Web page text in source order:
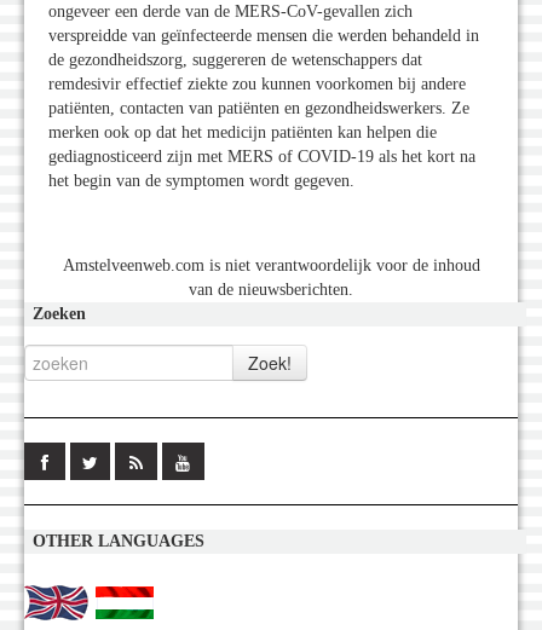
ongeveer een derde van de MERS-CoV-gevallen zich
verspreidde van geïnfecteerde mensen die werden behandeld in
de gezondheidszorg, suggereren de wetenschappers dat
remdesivir effectief ziekte zou kunnen voorkomen bij andere
patiënten, contacten van patiënten en gezondheidswerkers. Ze
merken ook op dat het medicijn patiënten kan helpen die
gediagnosticeerd zijn met MERS of COVID-19 als het kort na
het begin van de symptomen wordt gegeven.
Amstelveenweb.com is niet verantwoordelijk voor de inhoud
van de nieuwsberichten.
Zoeken
OTHER LANGUAGES